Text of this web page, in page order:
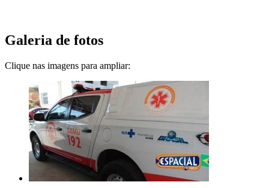
Galeria de fotos
Clique nas imagens para ampliar: